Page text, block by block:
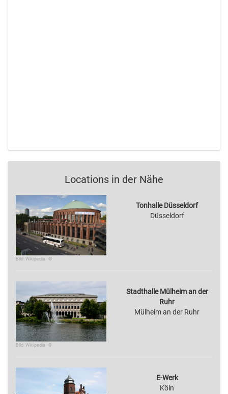
Locations in der Nähe
Bild: Wikipedia · ©
Tonhalle Düsseldorf
Düsseldorf
Bild: Wikipedia · ©
Stadthalle Mülheim an der
Ruhr
Mülheim an der Ruhr
E-Werk
Köln